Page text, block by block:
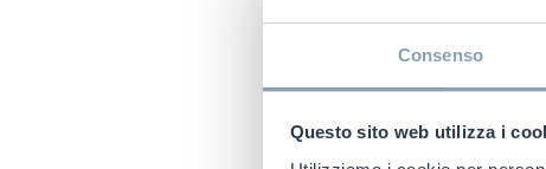
Consenso
Questo sito web utilizza i